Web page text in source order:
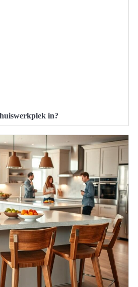
in?